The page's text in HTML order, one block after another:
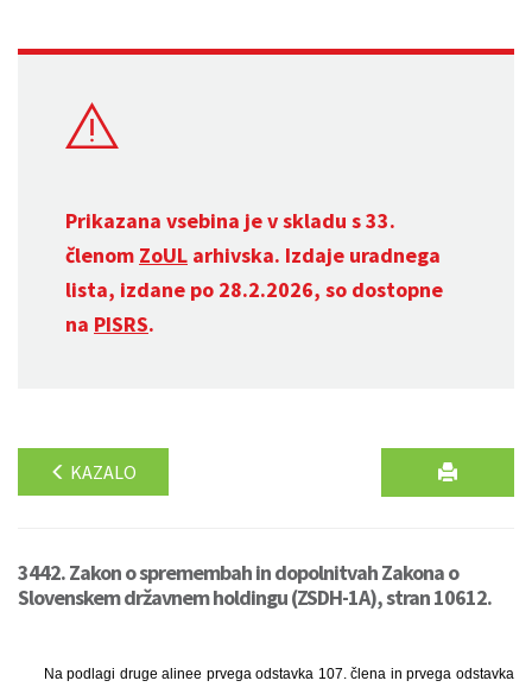
Prikazana vsebina je v skladu s 33.
členom ZoUL arhivska. Izdaje uradnega
lista, izdane po 28.2.2026, so dostopne
na PISRS.
KAZALO
3442. Zakon o spremembah in dopolnitvah Zakona o
Slovenskem državnem holdingu (ZSDH-1A), stran 10612.
Na podlagi druge alinee prvega odstavka 107. člena in prvega odstavka